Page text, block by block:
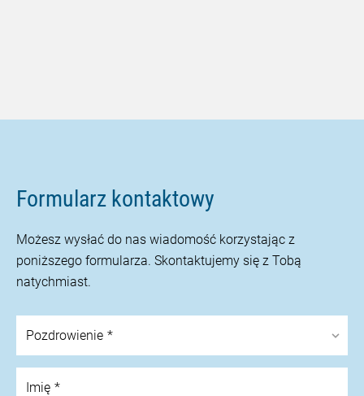
Formularz kontaktowy
Możesz wysłać do nas wiadomość korzystając z
poniższego formularza. Skontaktujemy się z Tobą
natychmiast.
Pozdrowienie
Imię